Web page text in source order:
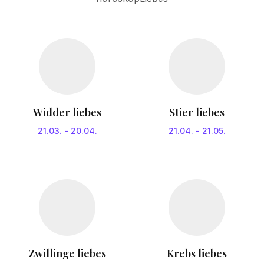
Widder liebes
21.03. - 20.04.
Stier liebes
21.04. - 21.05.
Zwillinge liebes Krebs liebes